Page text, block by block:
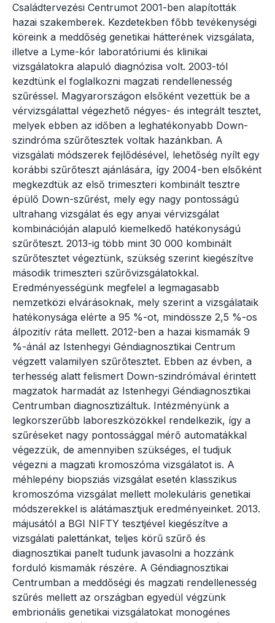
Családtervezési Centrumot 2001-ben alapították
hazai szakemberek. Kezdetekben főbb tevékenységi
köreink a meddőség genetikai hátterének vizsgálata,
illetve a Lyme-kór laboratóriumi és klinikai
vizsgálatokra alapuló diagnózisa volt. 2003-tól
kezdtünk el foglalkozni magzati rendellenesség
szűréssel. Magyarországon elsőként vezettük be a
vérvizsgálattal végezhető négyes- és integrált tesztet,
melyek ebben az időben a leghatékonyabb Down-
szindróma szűrőtesztek voltak hazánkban. A
vizsgálati módszerek fejlődésével, lehetőség nyílt egy
korábbi szűrőteszt ajánlására, így 2004-ben elsőként
megkezdtük az első trimeszteri kombinált tesztre
épülő Down-szűrést, mely egy nagy pontosságú
ultrahang vizsgálat és egy anyai vérvizsgálat
kombinációján alapuló kiemelkedő hatékonyságú
szűrőteszt. 2013-ig több mint 30 000 kombinált
szűrőtesztet végeztünk, szükség szerint kiegészítve
második trimeszteri szűrővizsgálatokkal.
Eredményességünk megfelel a legmagasabb
nemzetközi elvárásoknak, mely szerint a vizsgálataik
hatékonysága elérte a 95 %-ot, mindössze 2,5 %-os
álpozitív ráta mellett. 2012-ben a hazai kismamák 9
%-ánál az Istenhegyi Géndiagnosztikai Centrum
végzett valamilyen szűrőtesztet. Ebben az évben, a
terhesség alatt felismert Down-szindrómával érintett
magzatok harmadát az Istenhegyi Géndiagnosztikai
Centrumban diagnosztizáltuk. Intézményünk a
legkorszerűbb laboreszközökkel rendelkezik, így a
szűréseket nagy pontossággal mérő automatákkal
végezzük, de amennyiben szükséges, el tudjuk
végezni a magzati kromoszóma vizsgálatot is. A
méhlepény biopsziás vizsgálat esetén klasszikus
kromoszóma vizsgálat mellett molekuláris genetikai
módszerekkel is alátámasztjuk eredményeinket. 2013.
májusától a BGI NIFTY tesztjével kiegészítve a
vizsgálati palettánkat, teljes körű szűrő és
diagnosztikai panelt tudunk javasolni a hozzánk
forduló kismamák részére. A Géndiagnosztikai
Centrumban a meddőségi és magzati rendellenesség
szűrés mellett az országban egyedül végzünk
embrionális genetikai vizsgálatokat monogénes